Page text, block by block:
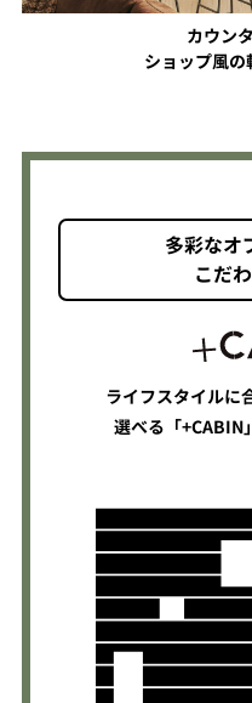
カウン
ショップ風の
多彩なオ
こだ
ライフスタイルに
選べる「+CABIN